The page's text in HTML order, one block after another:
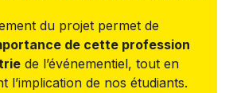
du projet permet de
de cette profession
de l’événementiel, tout en
l’implication de nos étudiants.